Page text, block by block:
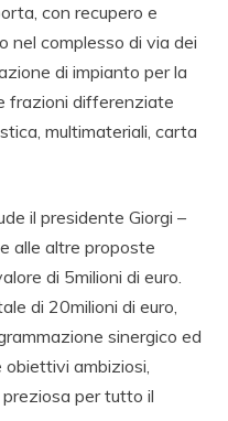
con recupero e
nel complesso di via dei
di impianto per la
frazioni differenziate
multimateriali, carta
il presidente Giorgi –
alle altre proposte
di 5milioni di euro.
di 20milioni di euro,
sinergico ed
ambiziosi,
per tutto il